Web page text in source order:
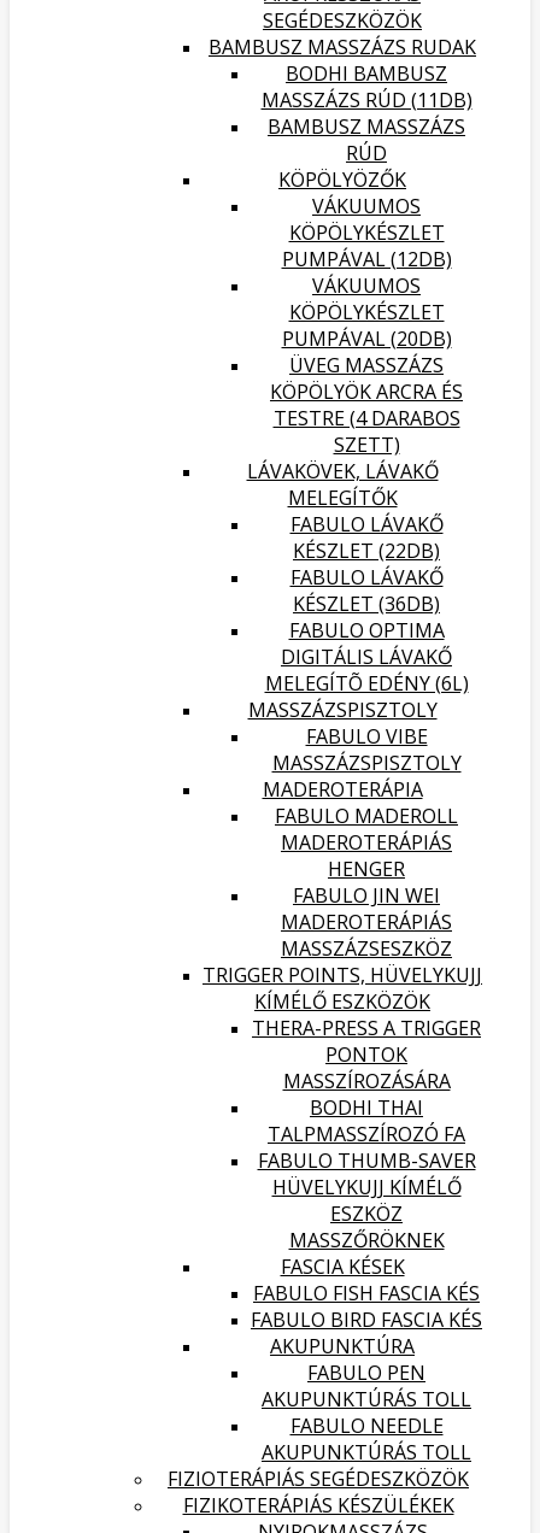
SEGÉDESZKÖZÖK
BAMBUSZ MASSZÁZS RUDAK
BODHI BAMBUSZ
MASSZÁZS RÚD (11DB)
BAMBUSZ MASSZÁZS
RÚD
KÖPÖLYÖZŐK
VÁKUUMOS
KÖPÖLYKÉSZLET
PUMPÁVAL (12DB)
VÁKUUMOS
KÖPÖLYKÉSZLET
PUMPÁVAL (20DB)
ÜVEG MASSZÁZS
KÖPÖLYÖK ARCRA ÉS
TESTRE (4 DARABOS
SZETT)
LÁVAKÖVEK, LÁVAKŐ
MELEGÍTŐK
FABULO LÁVAKŐ
KÉSZLET (22DB)
FABULO LÁVAKŐ
KÉSZLET (36DB)
FABULO OPTIMA
DIGITÁLIS LÁVAKŐ
MELEGÍTÕ EDÉNY (6L)
MASSZÁZSPISZTOLY
FABULO VIBE
MASSZÁZSPISZTOLY
MADEROTERÁPIA
FABULO MADEROLL
MADEROTERÁPIÁS
HENGER
FABULO JIN WEI
MADEROTERÁPIÁS
MASSZÁZSESZKÖZ
TRIGGER POINTS, HÜVELYKUJJ
KÍMÉLŐ ESZKÖZÖK
THERA-PRESS A TRIGGER
PONTOK
MASSZÍROZÁSÁRA
BODHI THAI
TALPMASSZÍROZÓ FA
FABULO THUMB-SAVER
HÜVELYKUJJ KÍMÉLŐ
ESZKÖZ
MASSZŐRÖKNEK
FASCIA KÉSEK
FABULO FISH FASCIA KÉS
FABULO BIRD FASCIA KÉS
AKUPUNKTÚRA
FABULO PEN
AKUPUNKTÚRÁS TOLL
FABULO NEEDLE
AKUPUNKTÚRÁS TOLL
FIZIOTERÁPIÁS SEGÉDESZKÖZÖK
FIZIKOTERÁPIÁS KÉSZÜLÉKEK